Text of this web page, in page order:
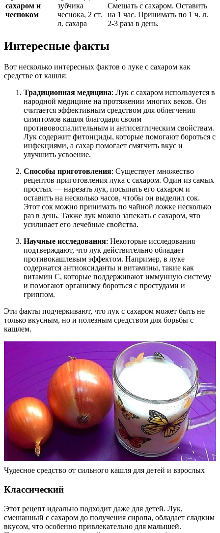
сахаром и
чесноком
зубчика
чеснока, 2 ст.
л. сахара
Смешать с сахаром. Оставить
на 1 час. Принимать по 1 ч. л.
2-3 раза в день.
Интересные факты
Вот несколько интересных фактов о луке с сахаром как
средстве от кашля:
Традиционная медицина: Лук с сахаром используется в
народной медицине на протяжении многих веков. Он
считается эффективным средством для облегчения
симптомов кашля благодаря своим
противовоспалительным и антисептическим свойствам.
Лук содержит фитонциды, которые помогают бороться с
инфекциями, а сахар помогает смягчить вкус и
улучшить усвоение.
Способы приготовления: Существует множество
рецептов приготовления лука с сахаром. Один из самых
простых — нарезать лук, посыпать его сахаром и
оставить на несколько часов, чтобы он выделил сок.
Этот сок можно принимать по чайной ложке несколько
раз в день. Также лук можно запекать с сахаром, что
усиливает его лечебные свойства.
Научные исследования: Некоторые исследования
подтверждают, что лук действительно обладает
противокашлевым эффектом. Например, в луке
содержатся антиоксиданты и витамины, такие как
витамин C, которые поддерживают иммунную систему
и помогают организму бороться с простудами и
гриппом.
Эти факты подчеркивают, что лук с сахаром может быть не
только вкусным, но и полезным средством для борьбы с
кашлем.
Чудесное средство от сильного кашля для детей и взрослых
Классический
Этот рецепт идеально подходит даже для детей. Лук,
смешанный с сахаром до получения сиропа, обладает сладким
вкусом, что особенно привлекательно для малышей.